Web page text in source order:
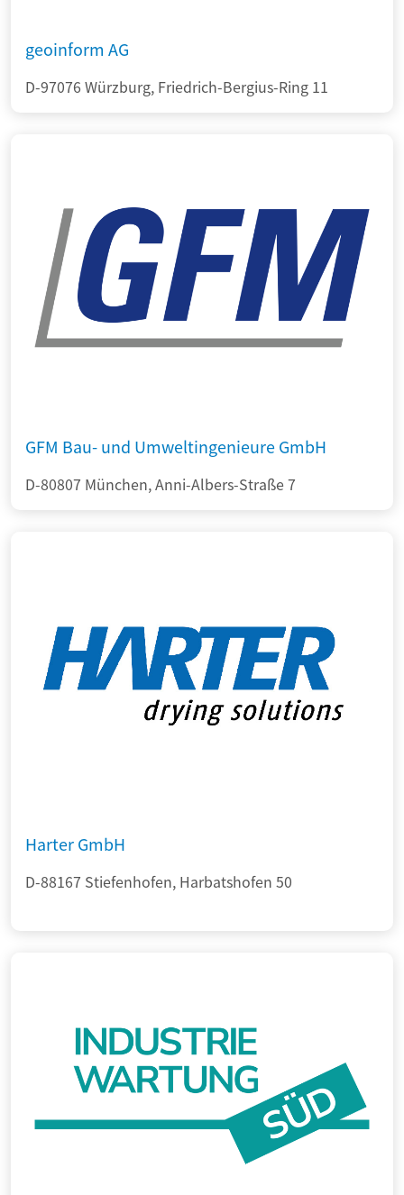
geoinform AG
D-97076 Würzburg, Friedrich-Bergius-Ring 11
GFM Bau- und Umweltingenieure GmbH
D-80807 München, Anni-Albers-Straße 7
Harter GmbH
D-88167 Stiefenhofen, Harbatshofen 50